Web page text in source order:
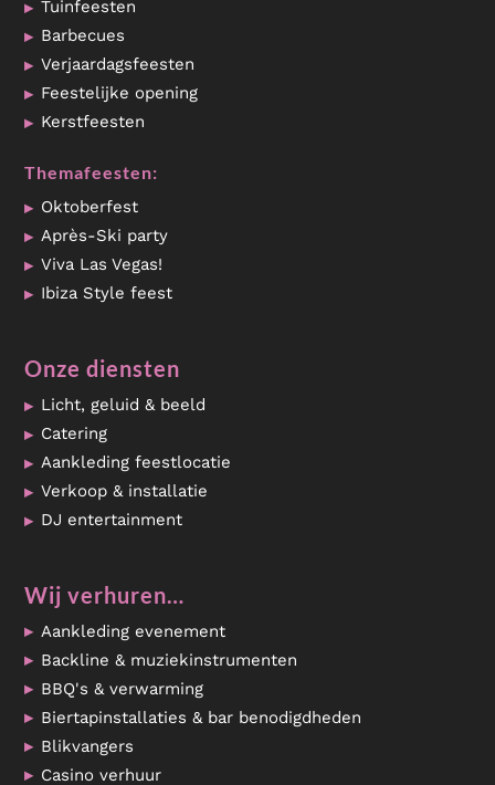
Tuinfeesten
Barbecues
Verjaardagsfeesten
Feestelijke opening
Kerstfeesten
Themafeesten:
Oktoberfest
Après-Ski party
Viva Las Vegas!
Ibiza Style feest
Onze diensten
Licht, geluid & beeld
Catering
Aankleding feestlocatie
Verkoop & installatie
DJ entertainment
Wij verhuren…
Aankleding evenement
Backline & muziekinstrumenten
BBQ's & verwarming
Biertapinstallaties & bar benodigdheden
Blikvangers
Casino verhuur